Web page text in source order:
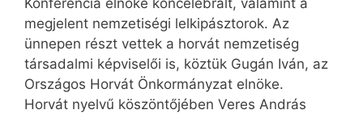
Konferencia elnöke koncelebrált, valamint a
megjelent nemzetiségi lelkipásztorok. Az
ünnepen részt vettek a horvát nemzetiség
társadalmi képviselői is, köztük Gugán Iván, az
Országos Horvát Önkormányzat elnöke.
Horvát nyelvű köszöntőjében Veres András